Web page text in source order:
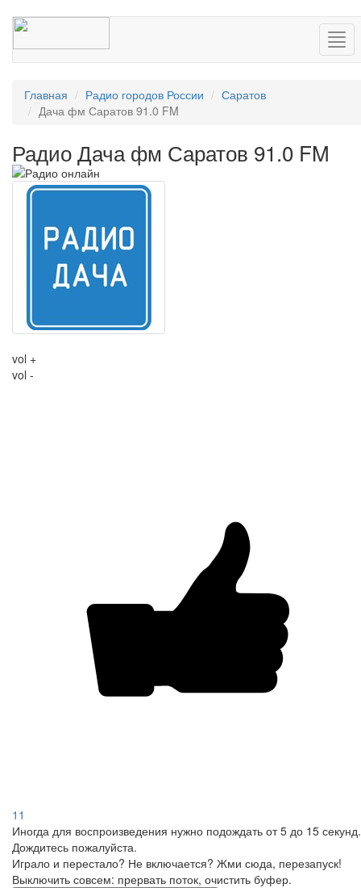
Главная Радио городов России
Саратов
Дача фм Саратов 91.0 FM
Радио Дача фм Саратов 91.0 FM
vol +
vol -
11
Иногда для воспроизведения нужно подождать от 5 до 15 секунд.
Дождитесь пожалуйста.
Играло и перестало? Не включается? Жми сюда, перезапуск!
Выключить совсем: прервать поток, очистить буфер.